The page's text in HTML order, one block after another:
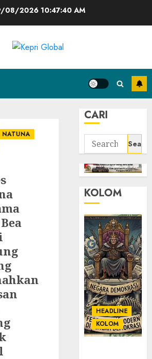
08/202610:47:41 AM
NATUNA
CARI
Search
for:
KOLOM
HEADLINE
KOLOM